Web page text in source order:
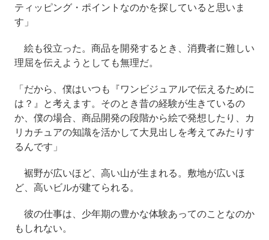
ティッピング・ポイントなのかを探していると思いま
す」
絵も役立った。商品を開発するとき、消費者に難しい
理屈を伝えようとしても無理だ。
「だから、僕はいつも『ワンビジュアルで伝えるために
は？』と考えます。そのとき昔の経験が生きているの
か、僕の場合、商品開発の段階から絵で発想したり、カ
リカチュアの知識を活かして大見出しを考えてみたりす
るんです」
裾野が広いほど、高い山が生まれる。敷地が広いほ
ど、高いビルが建てられる。
彼の仕事は、少年期の豊かな体験あってのことなのか
もしれない。